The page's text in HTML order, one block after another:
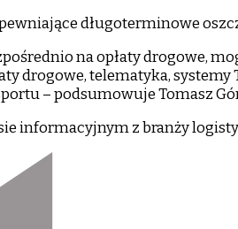
długoterminowe
na opłaty drogowe,
drogowe, telematyka,
– podsumowuje Tomasz
informacyjnym z branży